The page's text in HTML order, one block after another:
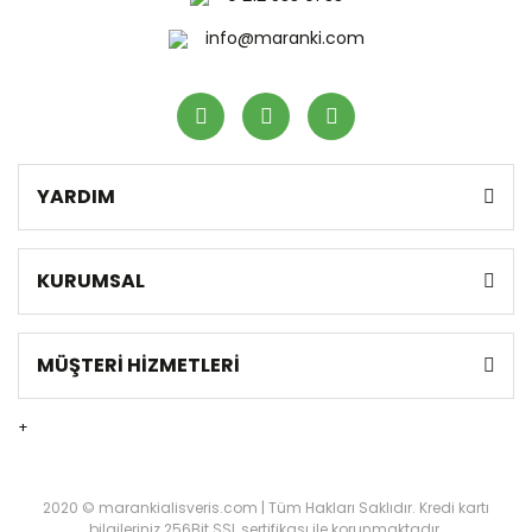
info@maranki.com
YARDIM
KURUMSAL
MÜŞTERİ HİZMETLERİ
+
2020 © marankialisveris.com | Tüm Hakları Saklıdır. Kredi kartı